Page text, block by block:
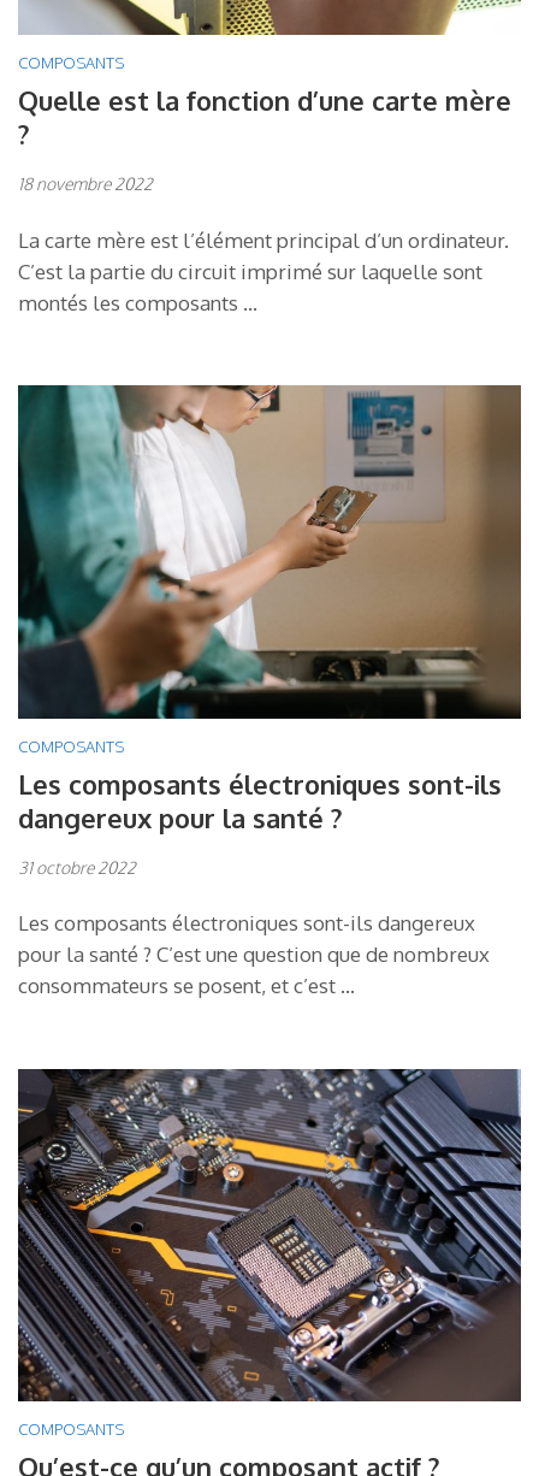
COMPOSANTS
Quelle est la fonction d’une carte mère
?
18 novembre 2022
La carte mère est l’élément principal d’un ordinateur.
C’est la partie du circuit imprimé sur laquelle sont
montés les composants …
COMPOSANTS
Les composants électroniques sont-ils
dangereux pour la santé ?
31 octobre 2022
Les composants électroniques sont-ils dangereux
pour la santé ? C’est une question que de nombreux
consommateurs se posent, et c’est …
COMPOSANTS
Qu’est-ce qu’un composant actif ?